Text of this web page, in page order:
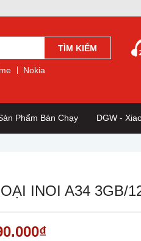
TÌM KIẾM
Nokia
Phẩm Bán Chạy DGW -
INOI A34 3GB/